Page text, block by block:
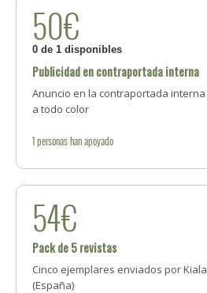
50€
0 de 1 disponibles
Publicidad en contraportada interna
Anuncio en la contraportada interna
a todo color
1personashan apoyado
54€
Pack de 5 revistas
Cinco ejemplares enviados por Kiala
(España)